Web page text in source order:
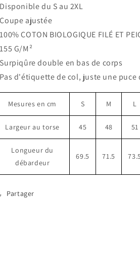
100%
coton
Les
Jours
heureux
100%
Les
heureux
du S au 2XL
ajustée
100% COTON BIOLOGIQUE FILÉ ET
155 G/M²
double en bas de corps
d'étiquette de col, juste une puce
Mesures en cm S M L
Largeur au torse 45 48 51
Longueur du
débardeur
69.5 71.5
Partager